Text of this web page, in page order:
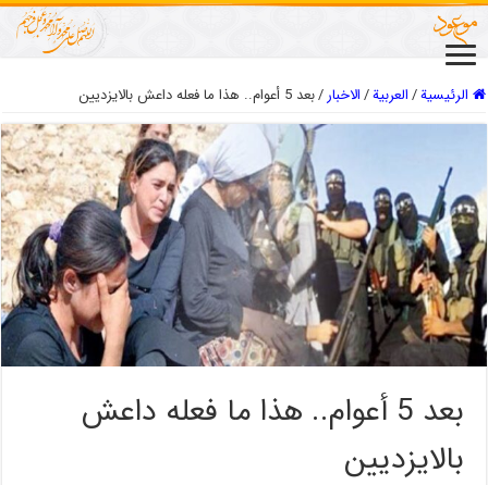
الرئيسية/العربیة/الاخبار/بعد 5 أعوام.. هذا ما فعله داعش بالايزديين
بعد 5 أعوام.. هذا ما فعله داعش
بالايزديين